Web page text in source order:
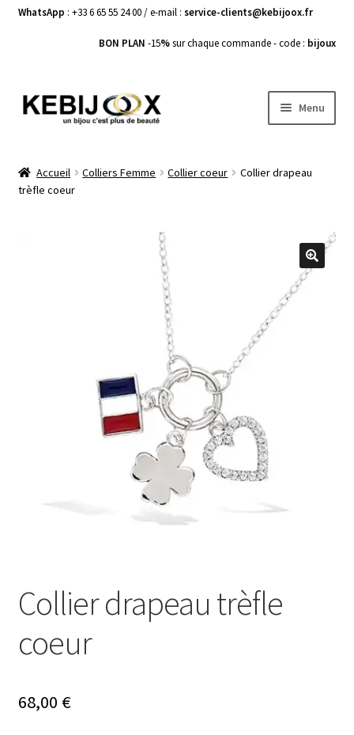
WhatsApp : +33 6 65 55 24 00 / e-mail : service-clients@kebijoox.fr
BON PLAN -15%sur chaque commande - code : bijoux
Aller
à
Aller
au
Menu
Boucles d’Oreilles
Nos offres bijoux
Accueil Colliers Femme Collier coeur
Collier drapeau
trèfle coeur
🔍
Collier drapeau trèfle
coeur
68,00 €